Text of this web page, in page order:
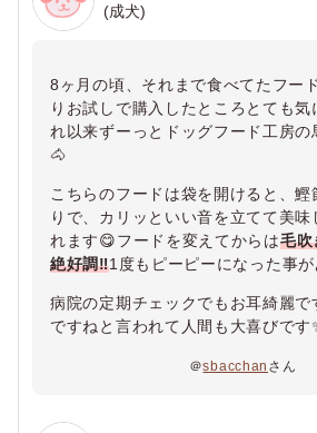
(成犬)
8ヶ月の頃、それまで食べてたフー
りお試しで購入したところとても
れ以来ずーっとドッグフード工房の
🐴
こちらのフードは袋を開けると、鰹
りで、カリッといい音を立てて美味
れます😋フードを変えてからは毛吹
絶好調‼️1度もピーピーになった事
病院の定期チェックでもお耳綺麗で
ですねと言われて人間も大喜びです
＠sbacchan さん